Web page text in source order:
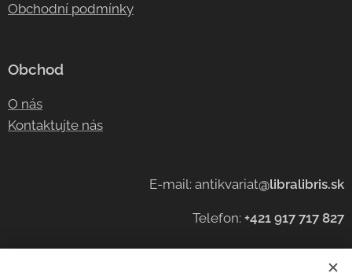
Obchodní podmínky
Obchod
O nás
Kontaktujte nás
E-mail: antikvariat@libralibris.sk
Telefon: +421 917 717 827